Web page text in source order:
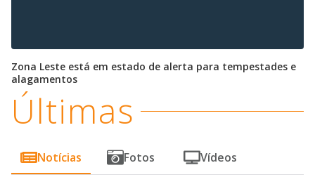
Zona Leste está em estado de alerta para tempestades e
alagamentos
Últimas
Notícias Fotos Vídeos